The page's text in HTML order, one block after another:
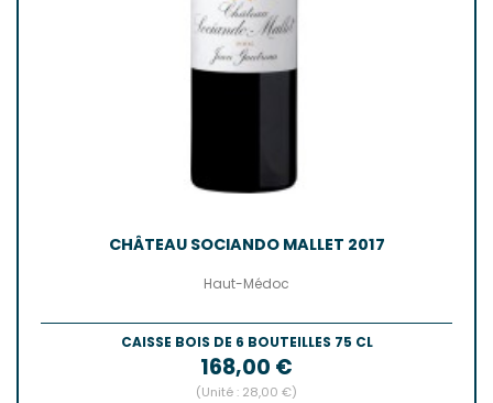
CHÂTEAU SOCIANDO MALLET 2017
Haut-Médoc
CAISSE BOIS DE 6 BOUTEILLES 75 CL
Prix
168,00 €
(Unité : 28,00 €)